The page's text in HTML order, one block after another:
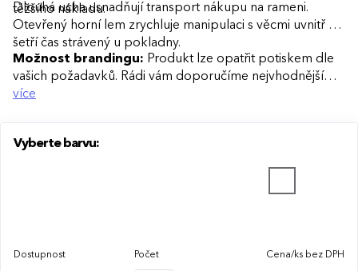
těžšího nákladu.
Dlouhá ucha usnadňují transport nákupu na rameni.
Otevřený horní lem zrychluje manipulaci s věcmi uvnitř a
šetří čas strávený u pokladny.
Možnost brandingu: Produkt lze opatřit potiskem dle
vašich požadavků. Rádi vám doporučíme nejvhodnější
technologii potisku s ohledem na design i váš rozpočet.
více
Vyberte barvu:
Dostupnost Počet Cena/ks bez DPH